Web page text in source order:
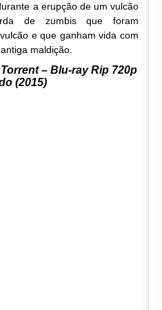
a erupção de um vulcão
de zumbis que foram
e que ganham vida com
maldição.
– Blu-ray Rip 720p
(2015)